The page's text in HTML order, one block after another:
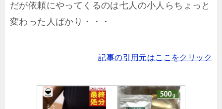
だが依頼にやってくるのは七人の小人らちょっと
変わった人ばかり・・・
記事の引用元はここをクリック